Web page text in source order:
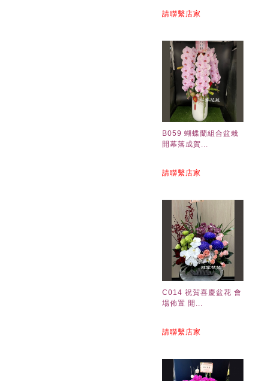
請聯繫店家
B059 蝴蝶蘭組合盆栽
開幕落成賀...
請聯繫店家
C014 祝賀喜慶盆花 會
場佈置 開...
請聯繫店家